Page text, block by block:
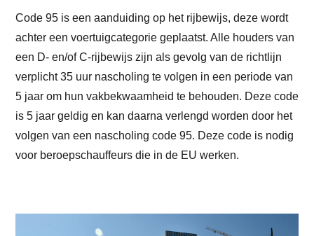
Code 95 is een aanduiding op het rijbewijs, deze wordt
achter een voertuigcategorie geplaatst. Alle houders van
een D- en/of C-rijbewijs zijn als gevolg van de richtlijn
verplicht 35 uur nascholing te volgen in een periode van
5 jaar om hun vakbekwaamheid te behouden. Deze code
is 5 jaar geldig en kan daarna verlengd worden door het
volgen van een nascholing code 95. Deze code is nodig
voor beroepschauffeurs die in de EU werken.